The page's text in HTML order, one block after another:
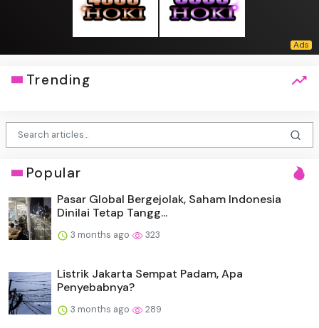
Trending
Popular
Pasar Global Bergejolak, Saham Indonesia
Dinilai Tetap Tangg...
3 months ago 323
Listrik Jakarta Sempat Padam, Apa
Penyebabnya?
3 months ago 289